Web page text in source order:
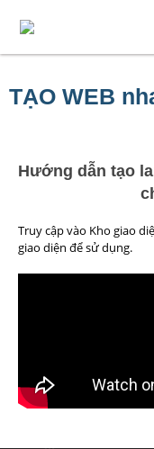
TẠO WEB
Hướng dẫn tạo
Truy cập vào Kho giao
giao diện để sử dụng.